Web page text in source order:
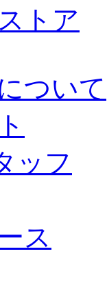
トア
ついて
ッフ
ス